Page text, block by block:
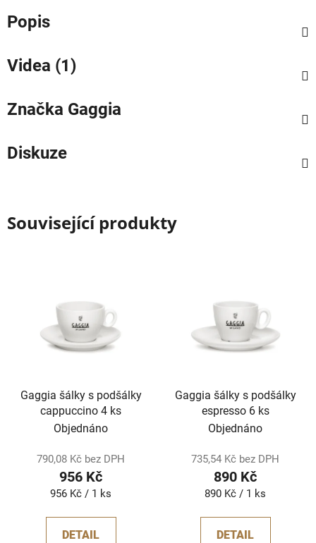
Popis
Videa (1)
Značka Gaggia
Diskuze
Související produkty
Gaggia šálky s podšálky
cappuccino 4 ks
Objednáno
790,08 Kč bez DPH
956 Kč
Měrná
956 Kč / 1 ks
DETAIL
Gaggia šálky s podšálky
espresso 6 ks
Objednáno
735,54 Kč bez DPH
890 Kč
Měrná
890 Kč / 1 ks
DETAIL